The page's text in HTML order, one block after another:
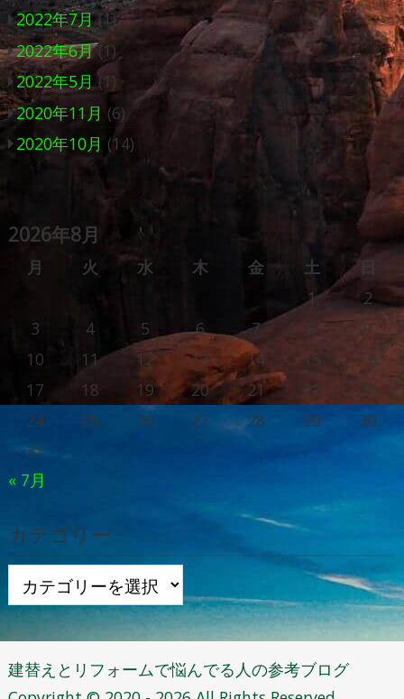
2022年7月(1)
2022年6月(1)
2022年5月(1)
2020年11月 (6)
2020年10月 (14)
2026年8月
月 火 水 木 金 土
1
2
3
4 5 6 7 8
9
10
11 12 13 14 15
16
17
18 19 20 21 22
23
24
25 26 27 28 29
30
31
« 7月
カテゴリー
テ
ゴ
リ
ー
建替えとリフォームで悩んでる人の参考ブログ